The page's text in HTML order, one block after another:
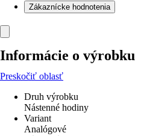
Zákaznícke hodnotenia
Informácie o výrobku
Preskočiť oblasť
Druh výrobku
Nástenné hodiny
Variant
Analógové